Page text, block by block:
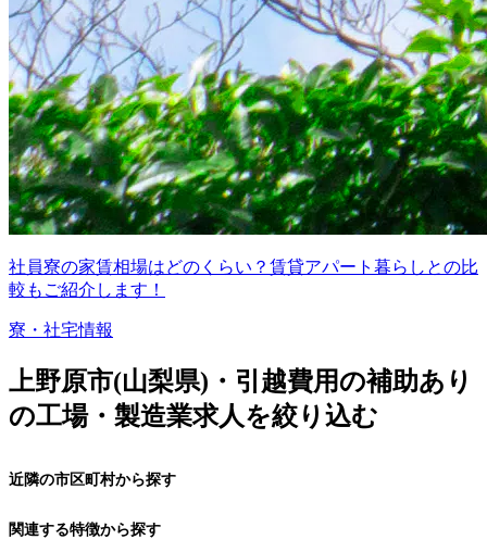
社員寮の家賃相場はどのくらい？賃貸アパート暮らしとの比
較もご紹介します！
寮・社宅情報
上野原市(山梨県)・引越費用の補助あり
の工場・製造業求人を絞り込む
近隣の市区町村から探す
関連する特徴から探す